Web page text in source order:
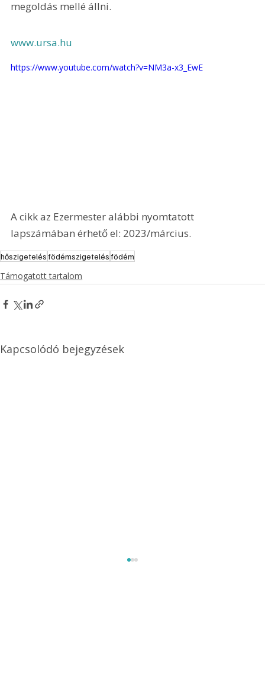
megoldás mellé állni.
www.ursa.hu
https://www.youtube.com/watch?v=NM3a-x3_EwE
A cikk az Ezermester alábbi nyomtatott
lapszámában érhető el: 2023/március.
hőszigetelésfödémszigetelésfödém
Támogatott tartalom
Kapcsolódó bejegyzések